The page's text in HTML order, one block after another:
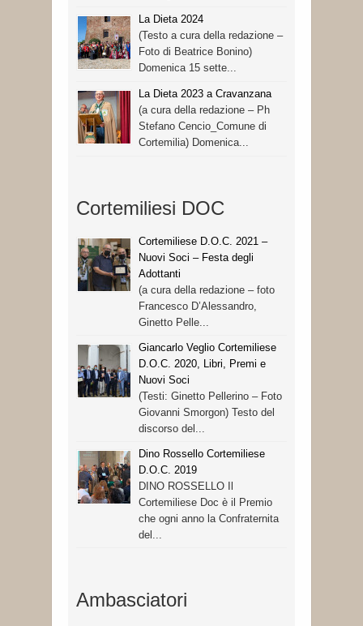
La Dieta 2024
(Testo a cura della redazione –
Foto di Beatrice Bonino)
Domenica 15 sette...
La Dieta 2023 a Cravanzana
(a cura della redazione – Ph
Stefano Cencio_Comune di
Cortemilia) Domenica...
Cortemiliesi DOC
Cortemiliese D.O.C. 2021 –
Nuovi Soci – Festa degli
Adottanti
(a cura della redazione – foto
Francesco D’Alessandro,
Ginetto Pelle...
Giancarlo Veglio Cortemiliese
D.O.C. 2020, Libri, Premi e
Nuovi Soci
(Testi: Ginetto Pellerino – Foto
Giovanni Smorgon) Testo del
discorso del...
Dino Rossello Cortemiliese
D.O.C. 2019
DINO ROSSELLO Il
Cortemiliese Doc è il Premio
che ogni anno la Confraternita
del...
Ambasciatori